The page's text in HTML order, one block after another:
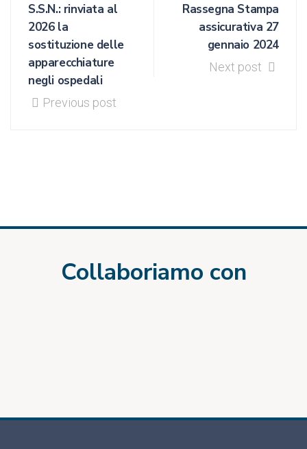
S.S.N.: rinviata al
2026 la
sostituzione delle
apparecchiature
negli ospedali
Previous post
Rassegna Stampa
assicurativa 27
gennaio 2024
Next post
Collaboriamo con